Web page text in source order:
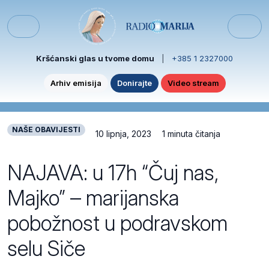
Menu
Kršćanski glas u tvome domu +385 1 2327000
Arhiv emisija Donirajte Video stream
NAŠE OBAVIJESTI 10 lipnja, 2023 1 minuta čitanja
NAJAVA: u 17h “Čuj nas,
Majko” – marijanska
pobožnost u podravskom
selu Siče